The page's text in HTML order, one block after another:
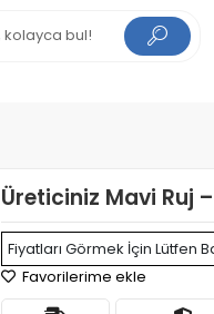
Üreticiniz Mavi Ruj
Fiyatları Görmek İçin Lütfen
Favorilerime ekle